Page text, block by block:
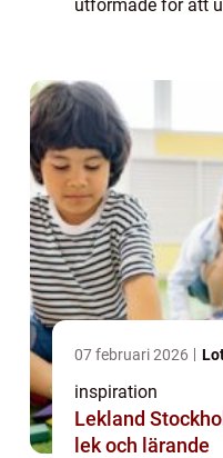
utformade för att
07 februari 2026
inspiration
Lekland
lek och lärande